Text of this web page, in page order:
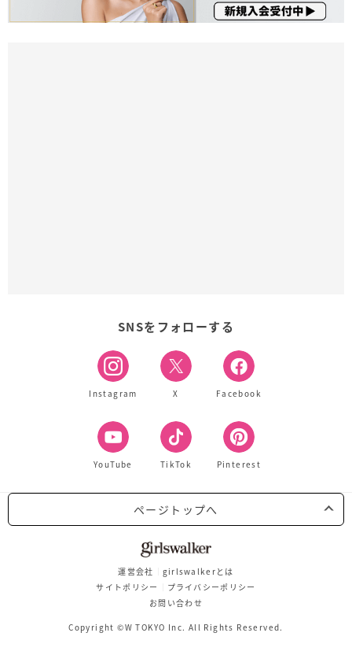
SNSをフォローする
Instagram X Facebook
YouTube TikTok Pinterest
ページトップへ
運営会社
girlswalkerとは
サイトポリシー
プライバシーポリシー
お問い合わせ
Copyright ©W TOKYO Inc. All Rights Reserved.